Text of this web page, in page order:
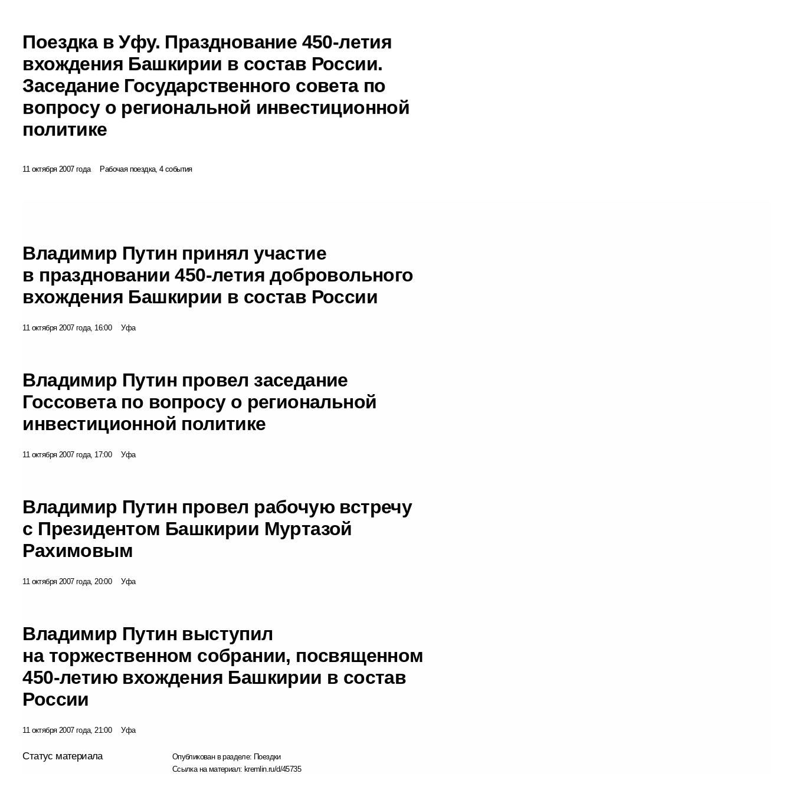
Поездка в Уфу. Празднование 450-летия
вхождения Башкирии в состав России.
Заседание Государственного совета по
вопросу о региональной инвестиционной
политике
11 октября 2007 года Рабочая поездка, 4 события
Владимир Путин принял участие
в праздновании 450-летия добровольного
вхождения Башкирии в состав России
11 октября 2007 года, 16:00 Уфа
Владимир Путин провел заседание
Госсовета по вопросу о региональной
инвестиционной политике
11 октября 2007 года, 17:00 Уфа
Владимир Путин провел рабочую встречу
с Президентом Башкирии Муртазой
Рахимовым
11 октября 2007 года, 20:00 Уфа
Владимир Путин выступил
на торжественном собрании, посвященном
450-летию вхождения Башкирии в состав
России
11 октября 2007 года, 21:00 Уфа
Статус материала Опубликован в разделе: Поездки
Ссылка на материал: kremlin.ru/d/45735